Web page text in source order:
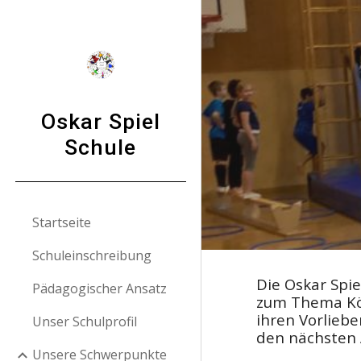
Oskar Spiel
Schule
Startseite
Schuleinschreibung
Pädagogischer Ansatz
Unser Schulprofil
Unsere Schwerpunkte
Die Oskar
zum Thema
ihren
den